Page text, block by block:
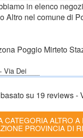
in elenco
Altro nel comune di
Poggio Mirteto
Via Dei
(RM)
basato su 19 reviews-
CATEGORIA ALTRO A
PROVINCIA DI